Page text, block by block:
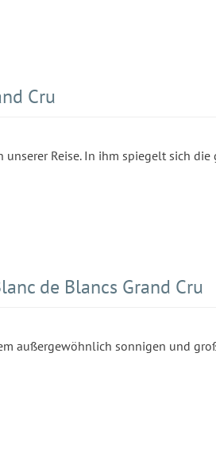
Cru
Reise. In ihm spiegelt sich die
de Blancs Grand Cru
außergewöhnlich sonnigen und